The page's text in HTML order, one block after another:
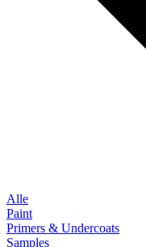
Alle
Paint
Primers & Undercoats
Samples